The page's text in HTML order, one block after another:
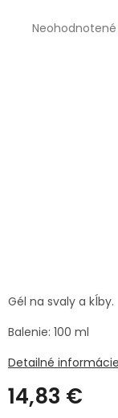
PRÍRODNÉ
VETERINA
Priemerné
Neohodnotené
14,83 €
Gél na svaly a kĺby.
Balenie: 100 ml
Detailné informácie